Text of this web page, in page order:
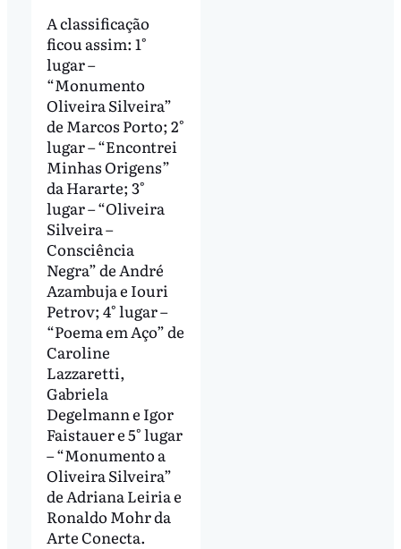
A classificação
ficou assim: 1°
lugar –
“Monumento
Oliveira Silveira”
de Marcos Porto; 2°
lugar – “Encontrei
Minhas Origens”
da Hararte; 3°
lugar – “Oliveira
Silveira –
Consciência
Negra” de André
Azambuja e Iouri
Petrov; 4° lugar –
“Poema em Aço” de
Caroline
Lazzaretti,
Gabriela
Degelmann e Igor
Faistauer e 5° lugar
– “Monumento a
Oliveira Silveira”
de Adriana Leiria e
Ronaldo Mohr da
Arte Conecta.